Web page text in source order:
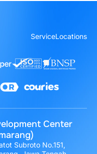
ServiceLocations
Center
Subroto No.151,